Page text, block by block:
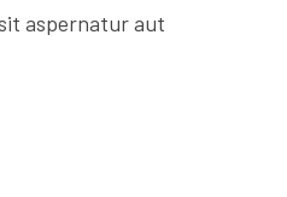
aspernatur aut